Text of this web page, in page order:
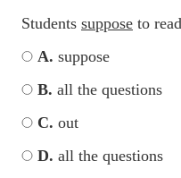
Students suppose to read
A. suppose
B. all the questions
C. out
D. all the questions